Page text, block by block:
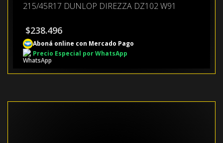
215/45R17 DUNLOP DIREZZA DZ102 W91
$238.496
Aboná online con Mercado Pago
Precio Especial por WhatsApp